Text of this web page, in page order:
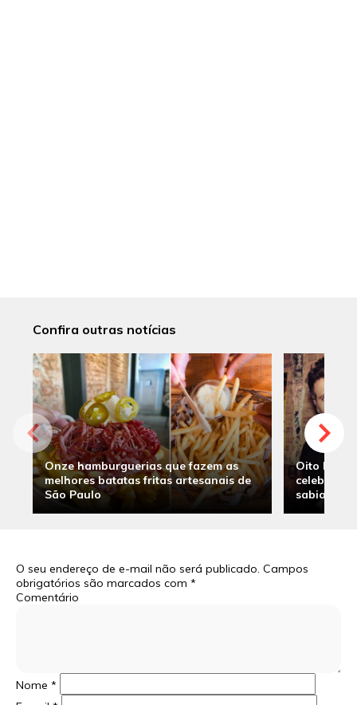
Confira outras notícias
Onze hamburguerias que fazem as
melhores batatas fritas artesanais de
São Paulo
Oito
sabia
O seu endereço de e-mail não será publicado. Campos
obrigatórios são marcados com *
Comentário
Nome *